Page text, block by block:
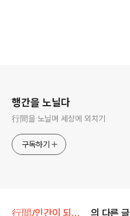
행간을 노닐다
行間을 노닐며 세상에 외치기
구독하기
行間/인간이 되기 위한 인문 의 다른 글